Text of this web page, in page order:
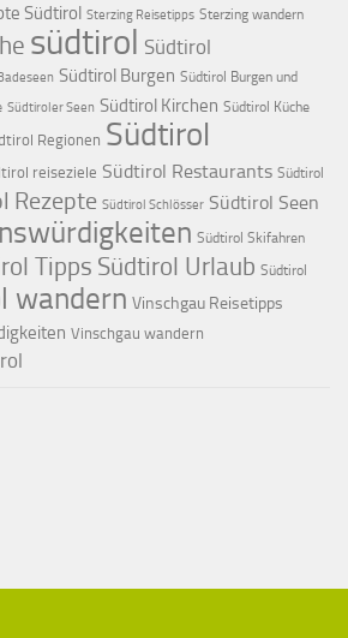
Südtirol Sterzing Reisetipps Sterzing wandern
südtirol Südtirol
Südtirol Burgen Südtirol Burgen und
Südtiroler Seen Südtirol Kirchen Südtirol Küche
Regionen Südtirol
reiseziele Südtirol Restaurants Südtirol
Rezepte Südtirol Schlösser Südtirol Seen
Südtirol Skifahren
Tipps Südtirol Urlaub Südtirol
wandern Vinschgau Reisetipps
Vinschgau wandern